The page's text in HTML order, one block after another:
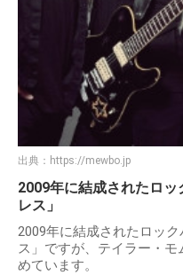
出典： https://mewbo.jp
2009年に結成されたロ
レス」
2009年に結成されたロッ
ス」ですが、テイラー・
めています。